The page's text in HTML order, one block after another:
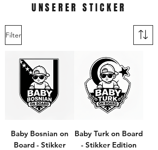
UNSERER STICKER
Filter
Baby Bosnian on
Board - Stikker
Baby Turk on Board
- Stikker Edition